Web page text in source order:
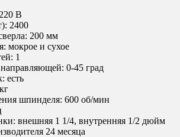
220 В
2400
200 мм
мокрое и сухое
1
0-45 град
есть
шпинделя: 600 об/мин
внешняя 1 1/4, внутренняя 1/2 дюйм
24 месяца